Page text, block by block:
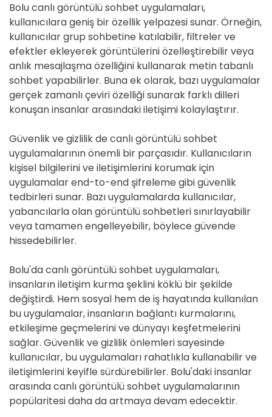
Bolu canlı görüntülü sohbet uygulamaları,
kullanıcılara geniş bir özellik yelpazesi sunar. Örneğin,
kullanıcılar grup sohbetine katılabilir, filtreler ve
efektler ekleyerek görüntülerini özelleştirebilir veya
anlık mesajlaşma özelliğini kullanarak metin tabanlı
sohbet yapabilirler. Buna ek olarak, bazı uygulamalar
gerçek zamanlı çeviri özelliği sunarak farklı dilleri
konuşan insanlar arasındaki iletişimi kolaylaştırır.
Güvenlik ve gizlilik de canlı görüntülü sohbet
uygulamalarının önemli bir parçasıdır. Kullanıcıların
kişisel bilgilerini ve iletişimlerini korumak için
uygulamalar end-to-end şifreleme gibi güvenlik
tedbirleri sunar. Bazı uygulamalarda kullanıcılar,
yabancılarla olan görüntülü sohbetleri sınırlayabilir
veya tamamen engelleyebilir, böylece güvende
hissedebilirler.
Bolu'da canlı görüntülü sohbet uygulamaları,
insanların iletişim kurma şeklini köklü bir şekilde
değiştirdi. Hem sosyal hem de iş hayatında kullanılan
bu uygulamalar, insanların bağlantı kurmalarını,
etkileşime geçmelerini ve dünyayı keşfetmelerini
sağlar. Güvenlik ve gizlilik önlemleri sayesinde
kullanıcılar, bu uygulamaları rahatlıkla kullanabilir ve
iletişimlerini keyifle sürdürebilirler. Bolu'daki insanlar
arasında canlı görüntülü sohbet uygulamalarının
popülaritesi daha da artmaya devam edecektir.